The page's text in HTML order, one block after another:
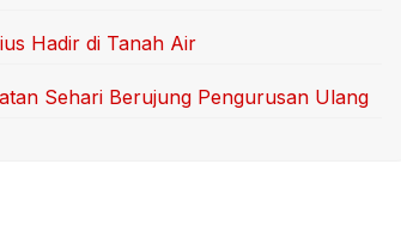
Hadir di Tanah Air
Sehari Berujung Pengurusan Ulang